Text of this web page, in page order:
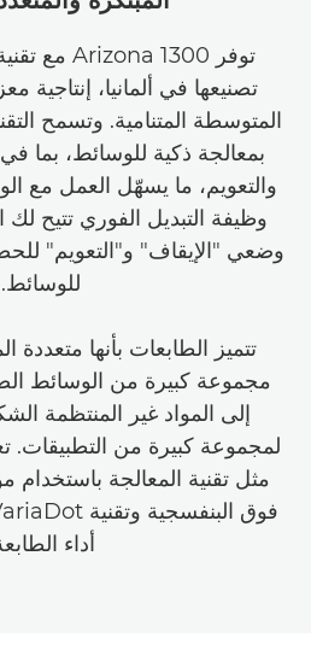
تصنيعها في ألمانيا، إنتاجية
المتوسطة المتنامية. وتسمح
بمعالجة ذكية للوسائط، بما
والتعويم، ما يسهّل العمل مع
وظيفة التبديل الفوري تتيح لك
وضعي "الإيقاف" و"التعويم"
للوسائط.
تتميز الطابعات بأنها متعددة
مجموعة كبيرة من الوسائط
إلى المواد غير المنتظمة
لمجموعة كبيرة من التطبيقات.
أداء